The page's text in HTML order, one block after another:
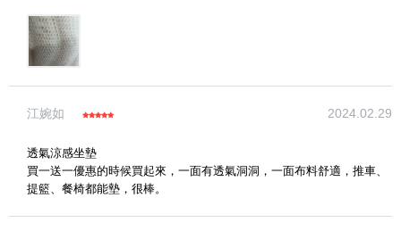
江婉如 2024.02.29
透氣涼感坐墊
買一送一優惠的時候買起來，一面有透氣洞洞，一面布料舒適，推車、
提籃、餐椅都能墊，很棒。